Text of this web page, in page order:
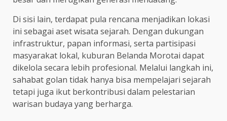
Di sisi lain, terdapat pula rencana menjadikan lokasi
ini sebagai aset wisata sejarah. Dengan dukungan
infrastruktur, papan informasi, serta partisipasi
masyarakat lokal, kuburan Belanda Morotai dapat
dikelola secara lebih profesional. Melalui langkah ini,
sahabat golan tidak hanya bisa mempelajari sejarah
tetapi juga ikut berkontribusi dalam pelestarian
warisan budaya yang berharga.